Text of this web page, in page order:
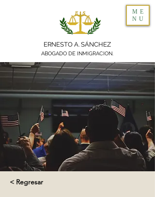
ME
NU
ERNESTO A. SÁNCHEZ
ABOGADO DE INMIGRACION.
< Regresar